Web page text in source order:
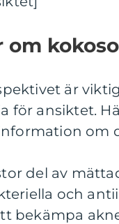
är
för ansiktet.
om
del av
och
bekämpa